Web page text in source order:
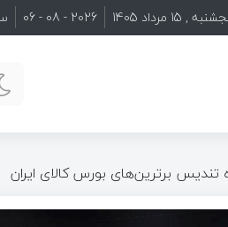
, 15 مرداد 1405 2026 - 08 - 06
تندیس برترین‌های بورس کالای ایران